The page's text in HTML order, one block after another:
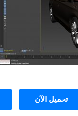
تحميل الآن